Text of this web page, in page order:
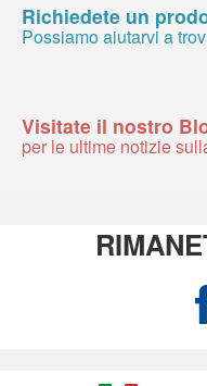
Richiedete un
Possiamo aiutarvi a
Visitate il nostro
per le ultime notizie